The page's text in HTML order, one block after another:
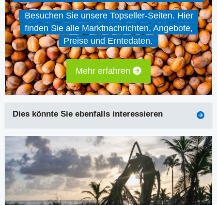
Besuchen Sie unsere Topseller-Seiten. Hier
finden Sie alle Marktnachrichten, Angebote,
Preise und Erntedaten.
Mehr erfahren
Dies könnte Sie ebenfalls interessieren